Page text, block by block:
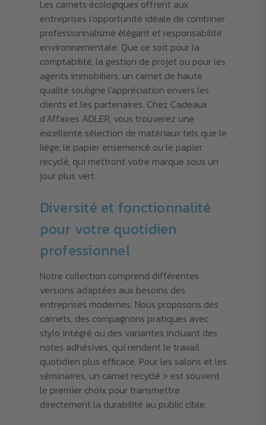
Les carnets écologiques offrent aux
entreprises l'opportunité idéale de combiner
professionnalisme élégant et responsabilité
environnementale. Que ce soit pour la
comptabilité, la gestion de projet ou pour les
agents immobiliers, un carnet de haute
qualité souligne l'appréciation envers les
clients et les partenaires. Chez Cadeaux
d’Affaires ADLER, vous trouverez une
excellente sélection de matériaux tels que le
liège, le papier ensemencé ou le papier
recyclé, qui mettront votre marque sous un
jour plus vert.
Diversité et fonctionnalité
pour votre quotidien
professionnel
Notre collection comprend différentes
versions adaptées aux besoins des
entreprises modernes. Nous proposons des
carnets, des compagnons pratiques avec
stylo intégré ou des variantes incluant des
notes adhésives, qui rendent le travail
quotidien plus efficace. Pour les salons et les
séminaires, un carnet recyclé > est souvent
le premier choix pour transmettre
directement la durabilité au public cible.